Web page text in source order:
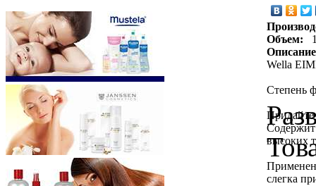
Объем:
Wella
Степень
высоких
слегка